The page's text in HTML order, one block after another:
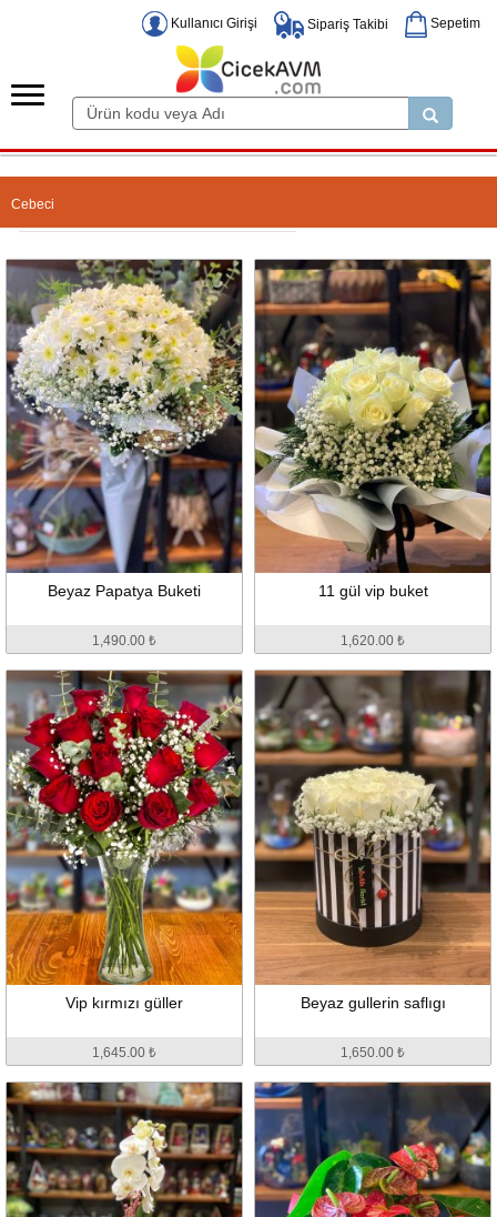
Kullanıcı Girişi Sipariş Takibi Sepetim
Cebeci
Beyaz Papatya Buketi
1,490.00 ₺
11 gül vip buket
1,620.00 ₺
Vip kırmızı güller
1,645.00 ₺
Beyaz gullerin saflıgı
1,650.00 ₺